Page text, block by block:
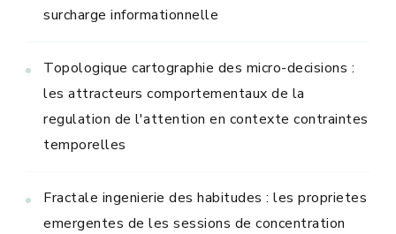
surcharge informationnelle
Topologique cartographie des micro-decisions :
les attracteurs comportementaux de la
regulation de l'attention en contexte contraintes
temporelles
Fractale ingenierie des habitudes : les proprietes
emergentes de les sessions de concentration